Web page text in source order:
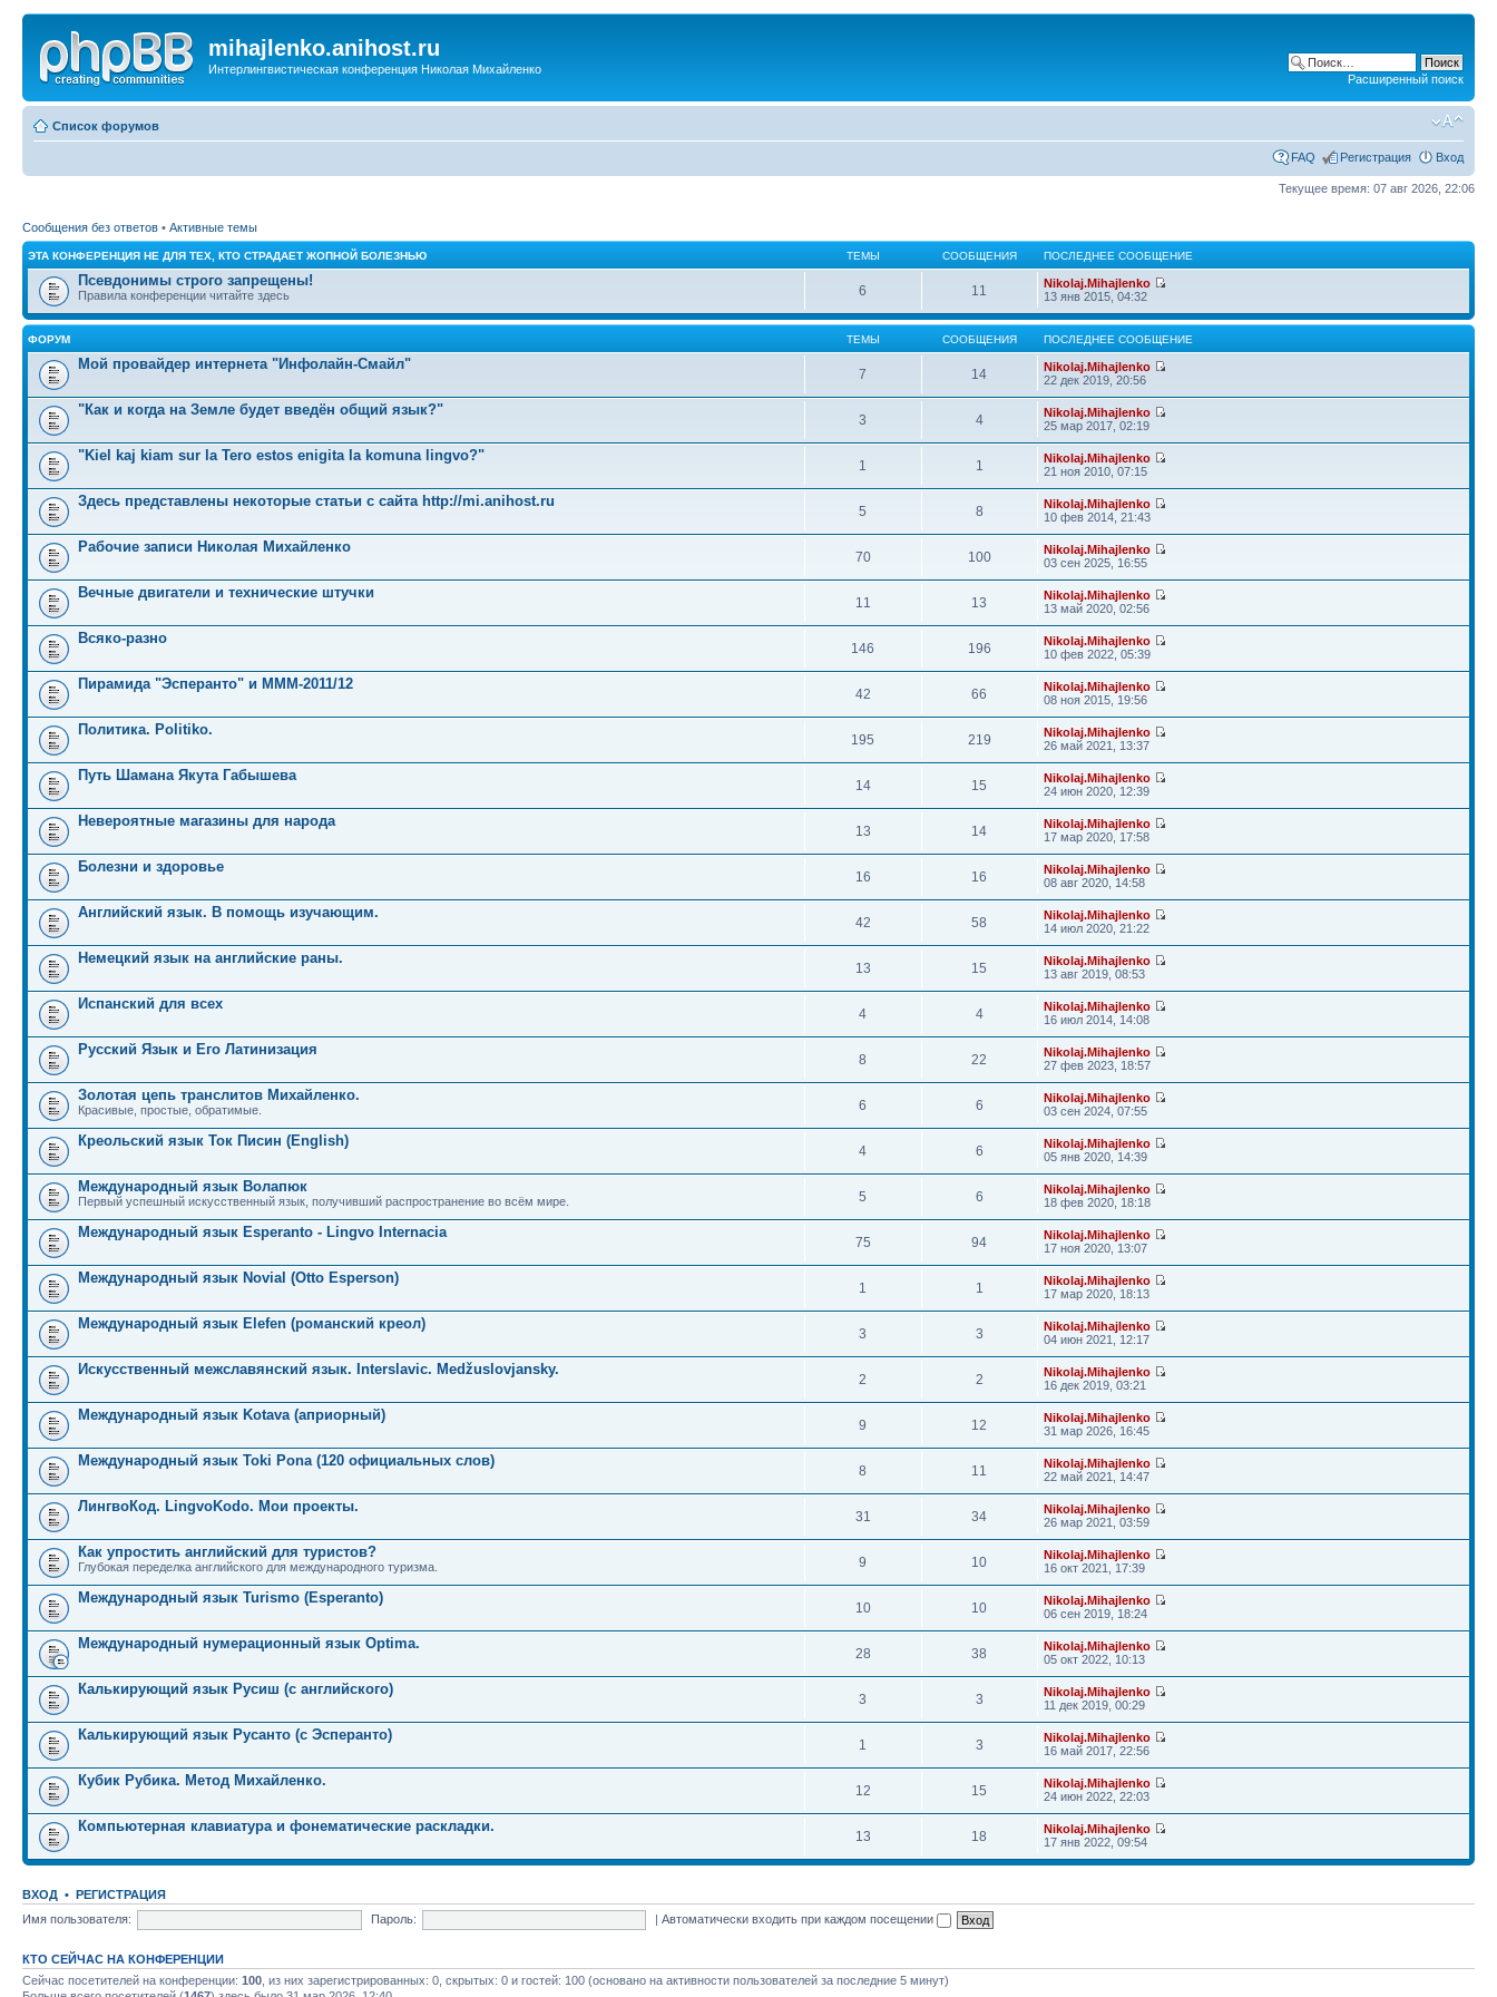
mihajlenko.anihost.ru
Интерлингвистическая конференция Николая Михайленко
Расширенный поиск
Список форумов
FAQ Регистрация Вход
Текущее время: 07 авг 2026, 22:06
Сообщения без ответов • Активные темы
ЭТА КОНФЕРЕНЦИЯ НЕ ДЛЯ ТЕХ, КТО СТРАДАЕТ ЖОПНОЙ БОЛЕЗНЬЮ ТЕМЫ СООБЩЕНИЯ ПОСЛЕДНЕЕ СООБЩЕНИЕ
Псевдонимы строго запрещены!
Правила конференции читайте здесь 6 11
Nikolaj.Mihajlenko
13 янв 2015, 04:32
ФОРУМ ТЕМЫ СООБЩЕНИЯ ПОСЛЕДНЕЕ СООБЩЕНИЕ
Мой провайдер интернета "Инфолайн-Смайл"
7 14
Nikolaj.Mihajlenko
22 дек 2019, 20:56
"Как и когда на Земле будет введён общий язык?"
3 4
Nikolaj.Mihajlenko
25 мар 2017, 02:19
"Kiel kaj kiam sur la Tero estos enigita la komuna lingvo?"
1 1
Nikolaj.Mihajlenko
21 ноя 2010, 07:15
Здесь представлены некоторые статьи с сайта http://mi.anihost.ru
5 8
Nikolaj.Mihajlenko
10 фев 2014, 21:43
Рабочие записи Николая Михайленко
70 100
Nikolaj.Mihajlenko
03 сен 2025, 16:55
Вечные двигатели и технические штучки
11 13
Nikolaj.Mihajlenko
13 май 2020, 02:56
Всяко-разно
146 196
Nikolaj.Mihajlenko
10 фев 2022, 05:39
Пирамида "Эсперанто" и MMM-2011/12
42 66
Nikolaj.Mihajlenko
08 ноя 2015, 19:56
Политика. Politiko.
195 219
Nikolaj.Mihajlenko
26 май 2021, 13:37
Путь Шамана Якута Габышева
14 15
Nikolaj.Mihajlenko
24 июн 2020, 12:39
Невероятные магазины для народа
13 14
Nikolaj.Mihajlenko
17 мар 2020, 17:58
Болезни и здоровье
16 16
Nikolaj.Mihajlenko
08 авг 2020, 14:58
Английский язык. В помощь изучающим.
42 58
Nikolaj.Mihajlenko
14 июл 2020, 21:22
Немецкий язык на английские раны.
13 15
Nikolaj.Mihajlenko
13 авг 2019, 08:53
Испанский для всех
4 4
Nikolaj.Mihajlenko
16 июл 2014, 14:08
Русский Язык и Его Латинизация
8 22
Nikolaj.Mihajlenko
27 фев 2023, 18:57
Золотая цепь транслитов Михайленко.
Красивые, простые, обратимые. 6 6
Nikolaj.Mihajlenko
03 сен 2024, 07:55
Креольский язык Ток Писин (English)
4 6
Nikolaj.Mihajlenko
05 янв 2020, 14:39
Международный язык Волапюк
Первый успешный искусственный язык, получивший распространение во всём мире. 5 6
Nikolaj.Mihajlenko
18 фев 2020, 18:18
Международный язык Esperanto - Lingvo Internacia
75 94
Nikolaj.Mihajlenko
17 ноя 2020, 13:07
Международный язык Novial (Otto Esperson)
1 1
Nikolaj.Mihajlenko
17 мар 2020, 18:13
Международный язык Elefen (романский креол)
3 3
Nikolaj.Mihajlenko
04 июн 2021, 12:17
Искусственный межславянский язык. Interslavic. Medžuslovjansky.
2 2
Nikolaj.Mihajlenko
16 дек 2019, 03:21
Международный язык Kotava (априорный)
9 12
Nikolaj.Mihajlenko
31 мар 2026, 16:45
Международный язык Toki Pona (120 официальных слов)
8 11
Nikolaj.Mihajlenko
22 май 2021, 14:47
ЛингвоКод. LingvoKodo. Мои проекты.
31 34
Nikolaj.Mihajlenko
26 мар 2021, 03:59
Как упростить английский для туристов?
Глубокая переделка английского для международного туризма. 9 10
Nikolaj.Mihajlenko
16 окт 2021, 17:39
Международный язык Turismo (Esperanto)
10 10
Nikolaj.Mihajlenko
06 сен 2019, 18:24
Международный нумерационный язык Optima.
28 38
Nikolaj.Mihajlenko
05 окт 2022, 10:13
Калькирующий язык Русиш (с английского)
3 3
Nikolaj.Mihajlenko
11 дек 2019, 00:29
Калькирующий язык Русанто (с Эсперанто)
1 3
Nikolaj.Mihajlenko
16 май 2017, 22:56
Кубик Рубика. Метод Михайленко.
12 15
Nikolaj.Mihajlenko
24 июн 2022, 22:03
Компьютерная клавиатура и фонематические раскладки.
13 18
Nikolaj.Mihajlenko
17 янв 2022, 09:54
ВХОД • РЕГИСТРАЦИЯ
Имя пользователя:
Пароль: |Автоматически входить при каждом посещении
КТО СЕЙЧАС НА КОНФЕРЕНЦИИ
Сейчас посетителей на конференции: 100 , из них зарегистрированных: 0, скрытых: 0 и гостей: 100 (основано на активности пользователей за последние 5 минут)